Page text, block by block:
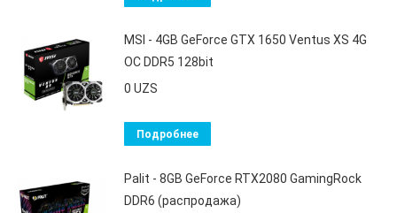
MSI - 4GB GeForce GTX 1650 Ventus XS 4G
OC DDR5 128bit
0 UZS
Подробнее
Palit - 8GB GeForce RTX2080 GamingRock
DDR6 (распродажа)